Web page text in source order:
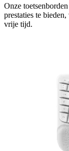
Onze
prestaties te
vrije tijd.